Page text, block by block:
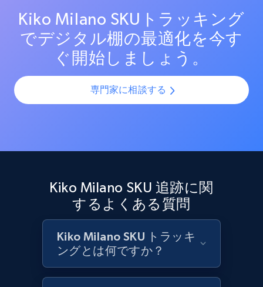
Target - Discover products by category url
URL, Product id, Title, Product description,
Rating, Reviews count, Initial price, Discount,
and more.
URL, Product id, Title, Product description,
Rating, Reviews count, Initial price, Discount,
and more.
1.3K+ 175+ 今すぐ始める
Kiko Milano SKUトラッキング
でデジタル棚の最適化を今す
ぐ開始しましょう。
専門家に相談する
Kiko Milano SKU 追跡に関
するよくある質問
Kiko Milano SKU トラッキ
ングとは何ですか？